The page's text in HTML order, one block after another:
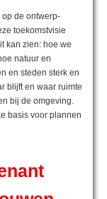
de ontwerp-
toekomstvisie
kan zien: hoe we
natuur en
en steden sterk en
blijft en waar ruimte
bij de omgeving.
basis voor plannen